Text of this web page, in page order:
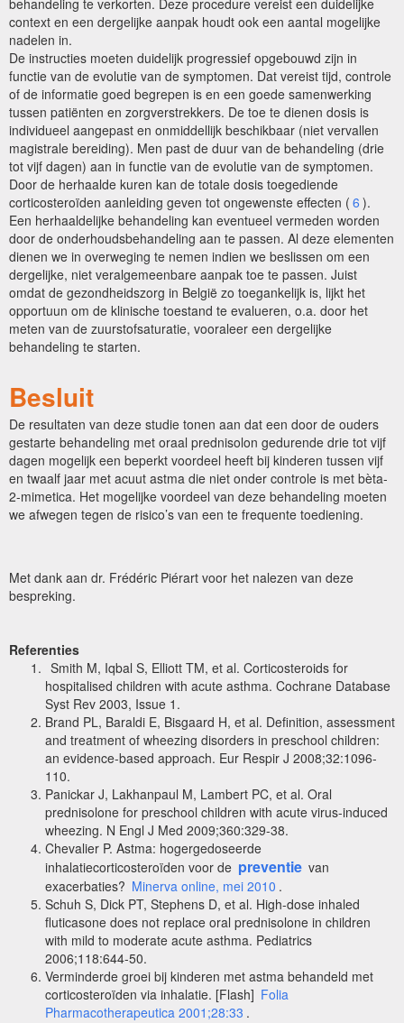
context en een dergelijke aanpak houdt ook een aantal mogelijke
nadelen in.
De instructies moeten duidelijk progressief opgebouwd zijn in
functie van de evolutie van de symptomen. Dat vereist tijd, controle
of de informatie goed begrepen is en een goede samenwerking
tussen patiënten en zorgverstrekkers. De toe te dienen dosis is
individueel aangepast en onmiddellijk beschikbaar (niet vervallen
magistrale bereiding). Men past de duur van de behandeling (drie
tot vijf dagen) aan in functie van de evolutie van de symptomen.
Door de herhaalde kuren kan de totale dosis toegediende
corticosteroïden aanleiding geven tot ongewenste effecten ( 6 ).
Een herhaaldelijke behandeling kan eventueel vermeden worden
door de onderhoudsbehandeling aan te passen. Al deze elementen
dienen we in overweging te nemen indien we beslissen om een
dergelijke, niet veralgemeenbare aanpak toe te passen. Juist
omdat de gezondheidszorg in België zo toegankelijk is, lijkt het
opportuun om de klinische toestand te evalueren, o.a. door het
meten van de zuurstofsaturatie, vooraleer een dergelijke
behandeling te starten.
Besluit
De resultaten van deze studie tonen aan dat een door de ouders
gestarte behandeling met oraal prednisolon gedurende drie tot vijf
dagen mogelijk een beperkt voordeel heeft bij kinderen tussen vijf
en twaalf jaar met acuut astma die niet onder controle is met bèta-
2-mimetica. Het mogelijke voordeel van deze behandeling moeten
we afwegen tegen de risico’s van een te frequente toediening.
Met dank aan dr. Frédéric Piérart voor het nalezen van deze
bespreking.
Referenties
Smith M, Iqbal S, Elliott TM, et al. Corticosteroids for
hospitalised children with acute asthma. Cochrane Database
Syst Rev 2003, Issue 1.
Brand PL, Baraldi E, Bisgaard H, et al. Definition, assessment
and treatment of wheezing disorders in preschool children:
an evidence-based approach. Eur Respir J 2008;32:1096-
110.
Panickar J, Lakhanpaul M, Lambert PC, et al. Oral
prednisolone for preschool children with acute virus-induced
wheezing. N Engl J Med 2009;360:329-38.
Chevalier P. Astma: hogergedoseerde
inhalatiecorticosteroïden voor de preventie van
exacerbaties? Minerva online, mei 2010 .
Schuh S, Dick PT, Stephens D, et al. High-dose inhaled
fluticasone does not replace oral prednisolone in children
with mild to moderate acute asthma. Pediatrics
2006;118:644-50.
Verminderde groei bij kinderen met astma behandeld met
corticosteroïden via inhalatie. [Flash] Folia
Pharmacotherapeutica 2001;28:33 .